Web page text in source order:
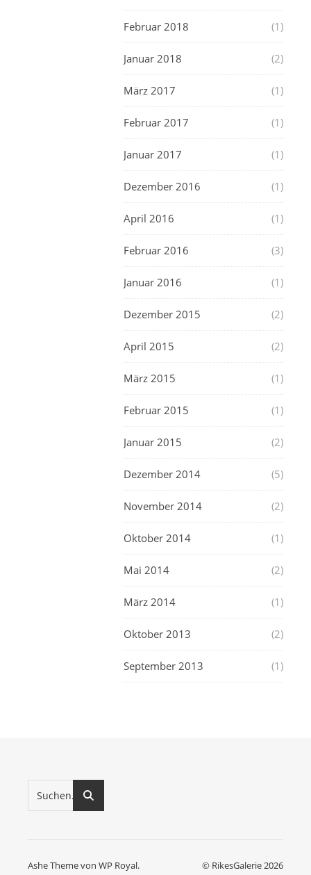
Februar 2018 (1)
Januar 2018 (2)
März 2017 (1)
Februar 2017 (1)
Januar 2017 (1)
Dezember 2016 (1)
April 2016 (1)
Februar 2016 (3)
Januar 2016 (1)
Dezember 2015 (2)
April 2015 (2)
März 2015 (1)
Februar 2015 (1)
Januar 2015 (2)
Dezember 2014 (5)
November 2014 (2)
Oktober 2014 (1)
Mai 2014 (2)
März 2014 (1)
Oktober 2013 (2)
September 2013 (1)
© RikesGalerie 2026
Ashe Theme von WP Royal.